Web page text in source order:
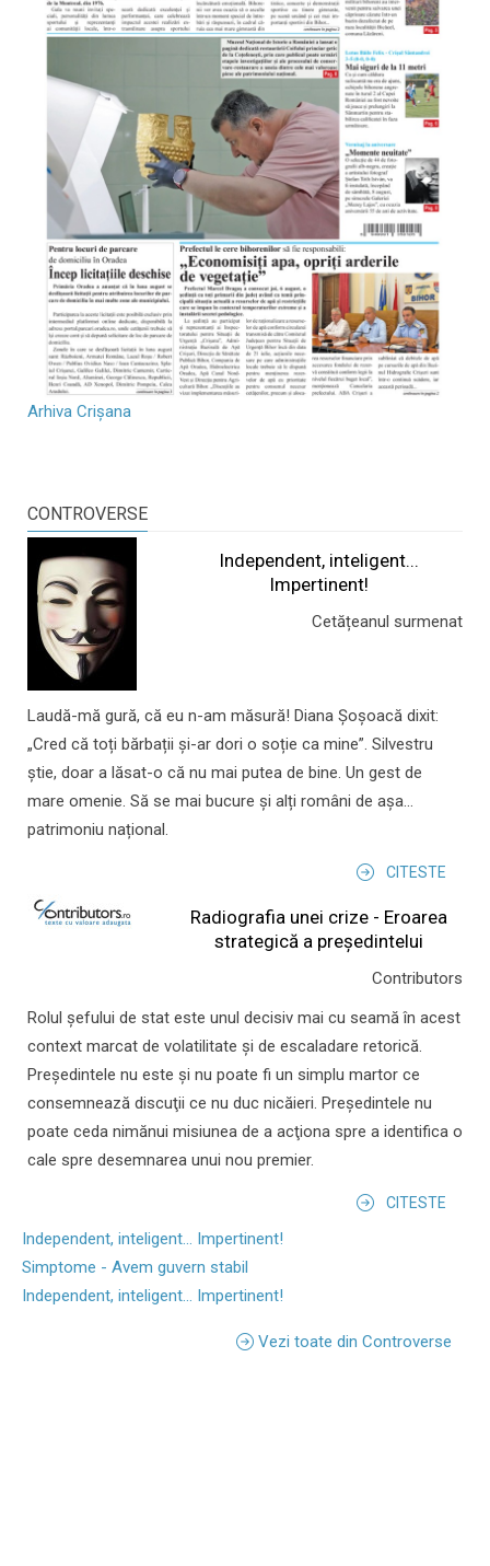
Arhiva Crișana
CONTROVERSE
Independent, inteligent...
Impertinent!
Cetățeanul surmenat
Laudă-mă gură, că eu n-am măsură! Diana Șoșoacă dixit:
„Cred că toți bărbații și-ar dori o soție ca mine”. Silvestru
știe, doar a lăsat-o că nu mai putea de bine. Un gest de
mare omenie. Să se mai bucure și alți români de așa...
patrimoniu național.
CITESTE
Radiografia unei crize - Eroarea
strategică a președintelui
Contributors
Rolul şefului de stat este unul decisiv mai cu seamă în acest
context marcat de volatilitate şi de escaladare retorică.
Preşedintele nu este şi nu poate fi un simplu martor ce
consemnează discuţii ce nu duc nicăieri. Preşedintele nu
poate ceda nimănui misiunea de a acţiona spre a identifica o
cale spre desemnarea unui nou premier.
CITESTE
Independent, inteligent... Impertinent!
Simptome - Avem guvern stabil
Independent, inteligent... Impertinent!
Vezi toate din Controverse